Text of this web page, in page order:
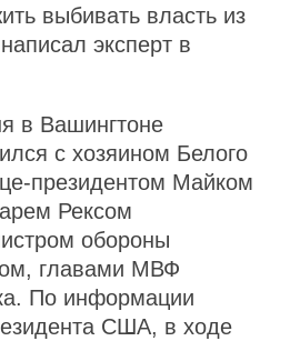
выбивать власть из
эксперт в
в Вашингтоне
с хозяином Белого
президентом Майком
Рексом
обороны
главами МВФ
По информации
США, в ходе